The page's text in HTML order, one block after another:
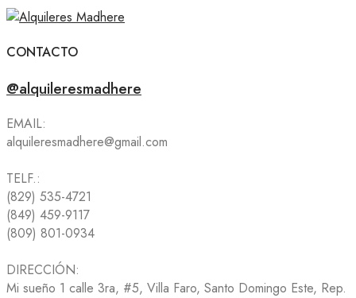
CONTACTO
@alquileresmadhere
EMAIL:
alquileresmadhere@gmail.com
TELF.:
(829) 535-4721
(849) 459-9117
(809) 801-0934
DIRECCIÓN:
Mi sueño 1 calle 3ra, #5, Villa Faro, Santo Domingo Este, Rep.